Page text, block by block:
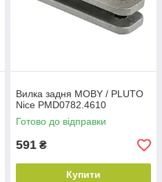
Вилка задня MOBY / PLUTO
Nice PMD0782.4610
Готово до відправки
591 ₴
Купити